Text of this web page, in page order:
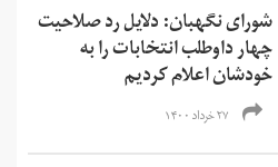
شورای نگهبان: دلایل رد صلاحیت
چهار داوطلب انتخابات را به
خودشان اعلام کردیم
۲۷ خرداد ۱۴۰۰